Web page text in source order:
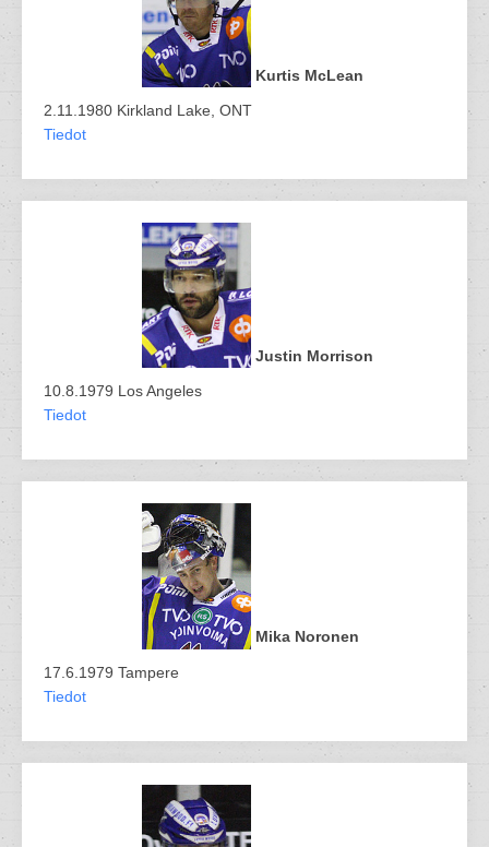
Kurtis McLean
2.11.1980 Kirkland Lake, ONT
Tiedot
Justin Morrison
10.8.1979 Los Angeles
Tiedot
Mika Noronen
17.6.1979 Tampere
Tiedot